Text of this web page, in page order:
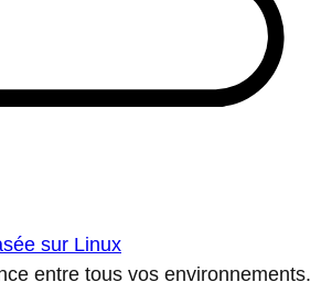
sur Linux
entre tous vos environnements.